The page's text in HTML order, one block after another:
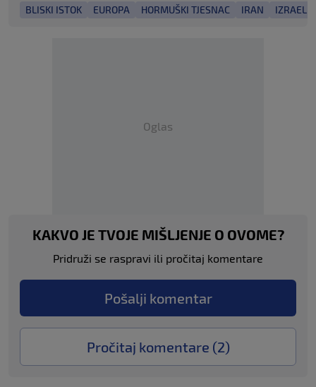
BLISKI ISTOK EUROPA HORMUŠKI TJESNAC IRAN IZRAEL
Oglas
KAKVO JE TVOJE MIŠLJENJE O OVOME?
Pridruži se raspravi ili pročitaj komentare
Pošalji komentar
Pročitaj komentare (2)